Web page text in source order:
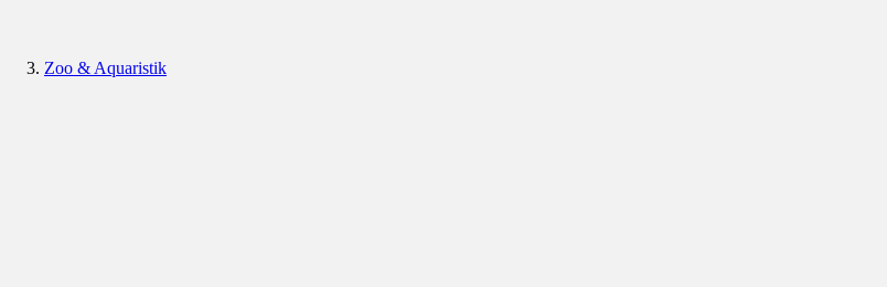
Zoo & Aquaristik